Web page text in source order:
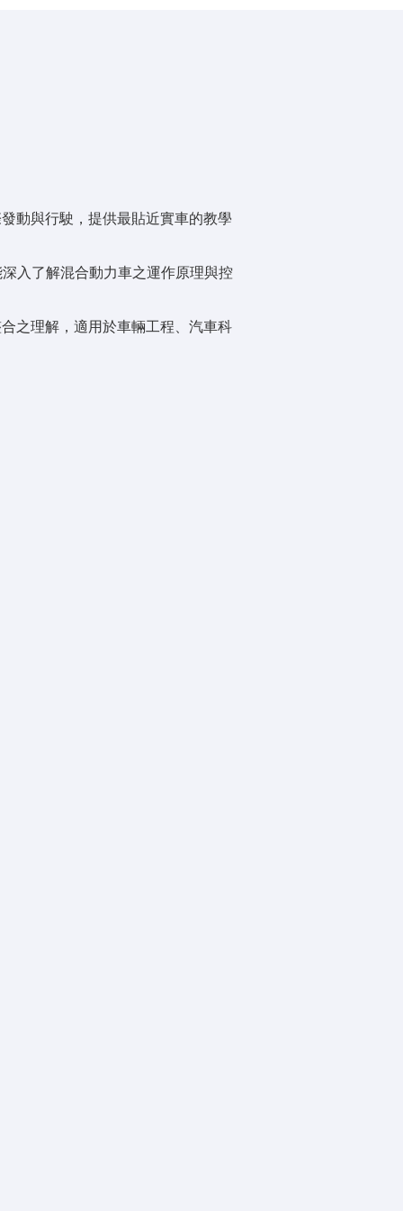
動與行駛，提供最貼近實車的教學
入了解混合動力車之運作原理與控
之理解，適用於車輛工程、汽車科